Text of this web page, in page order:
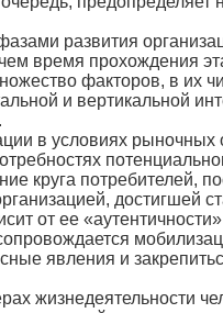
развития
время прохождения
факторов, в их
и вертикальной
в условиях
круга потребителей,
достигшей
от ее
явления и
жизнедеятельности